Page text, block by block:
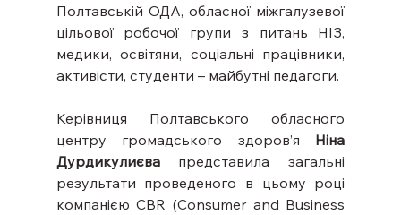
Полтавській ОДА, обласної міжгалузевої
цільової робочої групи з питань НІЗ,
медики, освітяни, соціальні працівники,
активісти, студенти – майбутні педагоги.
Керівниця Полтавського обласного
центру громадського здоров’я Ніна
Дурдикулиєва представила загальні
результати проведеного в цьому році
компанією CBR (Consumer and Business